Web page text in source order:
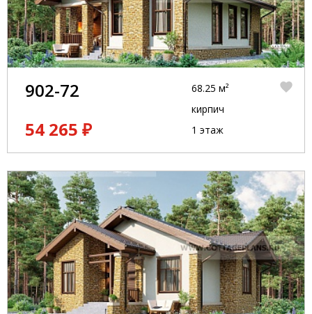
902-72
54 265 ₽
68.25 м²
кирпич
1 этаж